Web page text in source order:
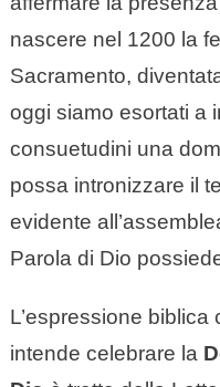
nascere nel 1200 la
Sacramento,
oggi siamo esortati a
consuetudini una
possa intronizzare il
evidente
Parola di Dio
L’espressione biblica
intende celebrare la